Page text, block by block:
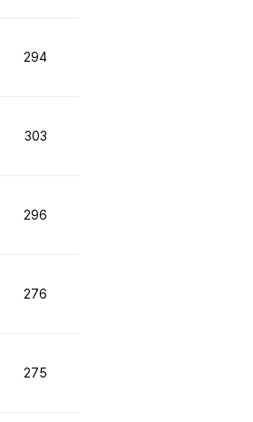
294
303
296
276
275